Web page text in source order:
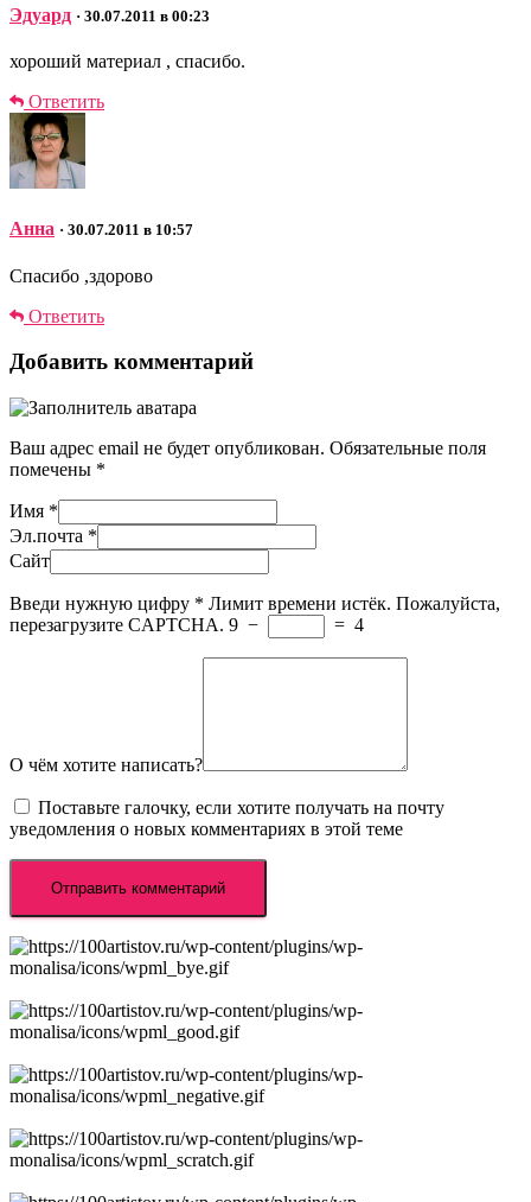
Эдуард · 30.07.2011 в 00:23
хороший материал , спасибо.
Ответить
Анна · 30.07.2011 в 10:57
Спасибо ,здорово
Ответить
Добавить комментарий
Ваш адрес email не будет опубликован. Обязательные поля
помечены *
Имя *
Эл.почта *
Сайт
Введи нужную цифру * Лимит времени истёк. Пожалуйста,
перезагрузите CAPTCHA. 9 − = 4
О чём хотите написать?
Поставьте галочку, если хотите получать на почту
уведомления о новых комментариях в этой теме